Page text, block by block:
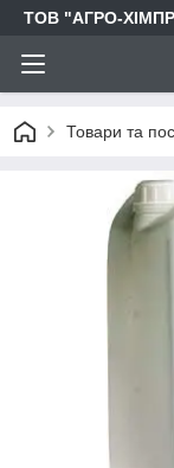
ТОВ "АГРО-
Товари та